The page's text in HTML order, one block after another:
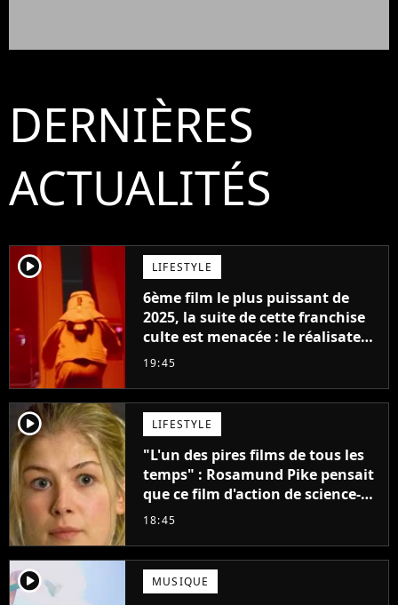
DERNIÈRES
ACTUALITÉS
player2 LIFESTYLE
6ème film le plus puissant de
2025, la suite de cette franchise
culte est menacée : le réalisateur
claque la porte pour "différends
19:45
player2 LIFESTYLE
"L'un des pires films de tous les
temps" : Rosamund Pike pensait
que ce film d'action de science-
fiction avec Dwayne Johnson
18:45
player2 MUSIQUE